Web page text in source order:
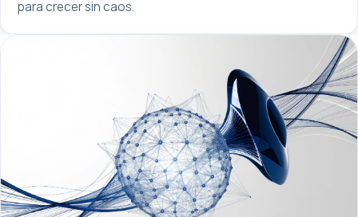
para crecer sin caos.